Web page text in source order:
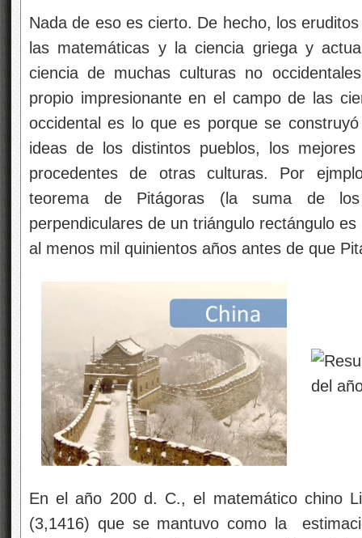
Nada de eso es cierto. De hecho, los
las matemáticas y la ciencia griega y
ciencia de muchas culturas no
propio impresionante en el campo de las
occidental es lo que es porque se
ideas de los distintos pueblos, los
procedentes de otras culturas. Por
teorema de Pitágoras (la suma de
perpendiculares de un triángulo rectángulo
al menos mil quinientos años antes de que
En el año 200 d. C., el matemático chino
(3,1416) que se mantuvo como la